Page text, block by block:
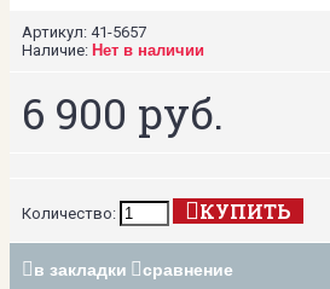
Артикул: 41-5657
Наличие: Нет в наличии
6 900 руб.
Количество: КУПИТЬ
в закладки сравнение